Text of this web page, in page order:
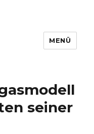
MENÜ
seiner